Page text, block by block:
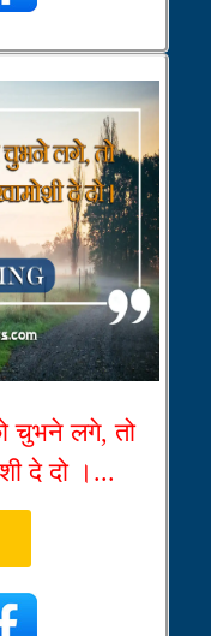
चुभने लगे, तो
दे दो ।...